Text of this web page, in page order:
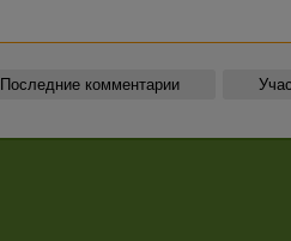
Последние комментарии